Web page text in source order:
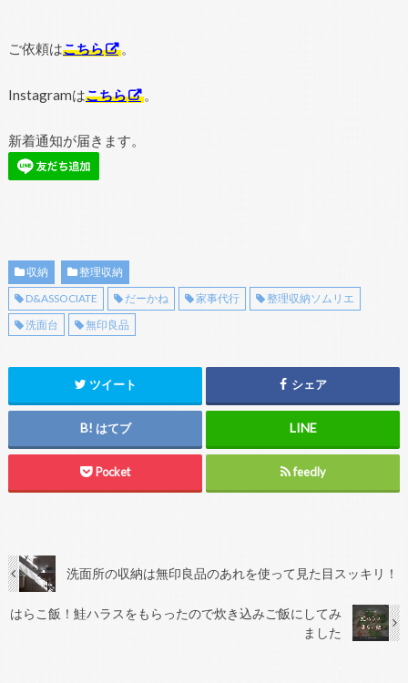
ご依頼はこちら 。
Instagramはこちら 。
新着通知が届きます。
収納
整理収納
D&ASSOCIATE
だーかね 家事代行
整理収納ソムリエ
洗面台
無印良品
ツイート シェア
はてブ
Pocket feedly
洗面所の収納は無印良品のあれを使って見た目スッキリ！
はらこ飯！鮭ハラスをもらったので炊き込みご飯にしてみ
ました